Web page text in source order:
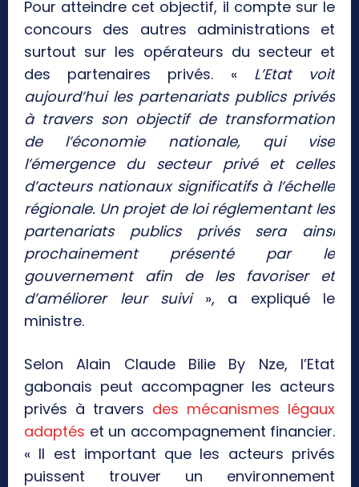
Pour atteindre cet objectif, il compte sur le
concours des autres administrations et
surtout sur les opérateurs du secteur et
des partenaires privés. « L’Etat voit
aujourd’hui les partenariats publics privés
à travers son objectif de transformation
de l’économie nationale, qui vise
l’émergence du secteur privé et celles
d’acteurs nationaux significatifs à l’échelle
régionale. Un projet de loi réglementant les
partenariats publics privés sera ainsi
prochainement présenté par le
gouvernement afin de les favoriser et
d’améliorer leur suivi», a expliqué le
ministre.
Selon Alain Claude Bilie By Nze, l’Etat
gabonais peut accompagner les acteurs
privés à travers des mécanismes légaux
adaptés et un accompagnement financier.
« Il est important que les acteurs privés
puissent trouver un environnement